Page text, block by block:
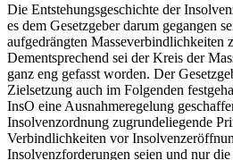
Die Entstehungsgeschichte der
es dem Gesetzgeber darum gegangen
aufgedrängten Masseverbindlichkeiten
Dementsprechend sei der Kreis der
ganz eng gefasst worden. Der
Zielsetzung auch im Folgenden
InsO eine Ausnahmeregelung
Insolvenzordnung zugrundeliegende
Verbindlichkeiten vor
Insolvenzforderungen seien und nur